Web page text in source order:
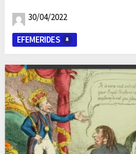
30/04/2022
EFEMERIDES